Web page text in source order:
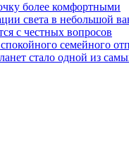
более комфортными
света в небольшой
с честных вопросов
семейного
стало одной из